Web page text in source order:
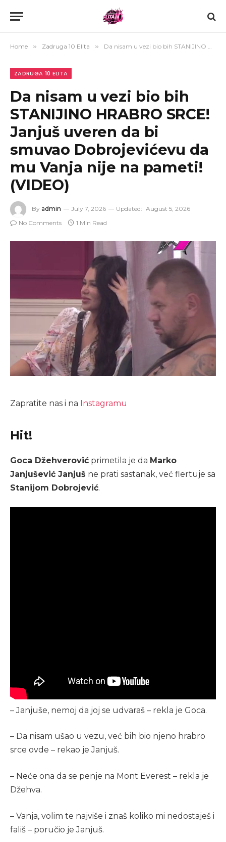
Home » Zadruga 10 Elita » Da nisam u vezi bio bih STANIJINO HRABRO SRCE! Janjuš uveren da bi smuvao Dobrojevićevu da mu Vanja nije na pameti! (VIDEO)
ZADRUGA 10 ELITA
Da nisam u vezi bio bih
STANIJINO HRABRO SRCE!
Janjuš uveren da bi
smuvao Dobrojevićevu da
mu Vanja nije na pameti!
(VIDEO)
By admin July 7, 2026 Updated: August 5, 2026
No Comments
1 Min Read
Zapratite nas i na Instagramu
Hit!
Goca Džehverović primetila je da Marko
Janjušević Janjuš ne prati sastanak, već flertuje sa
Stanijom Dobrojević.
– Janjuše, nemoj da joj se udvaraš – rekla je Goca.
– Da nisam ušao u vezu, već bih bio njeno hrabro
srce ovde – rekao je Janjuš.
– Neće ona da se penje na Mont Everest – rekla je
Džehva.
– Vanja, volim te najviše i znaš koliko mi nedostaješ i
fališ – poručio je Janjuš.